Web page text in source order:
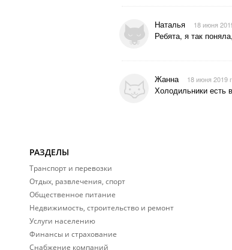
Наталья 18 июня
Ребята, я так
Жанна 18 июня 2019 г.
Холодильники есть
РАЗДЕЛЫ
Транспорт и перевозки
Отдых, развлечения, спорт
Общественное питание
Недвижимость, строительство и ремонт
Услуги населению
Финансы и страхование
Снабжение компаний